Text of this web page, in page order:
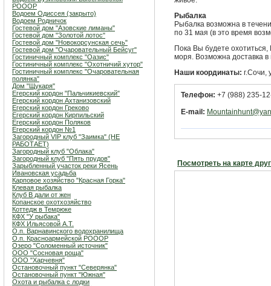
РОООР
Водоем Одиссея (закрыто)
Водоем Родничок
Гостевой дом "Азовские лиманы"
Гостевой дом "Золотой лотос"
Гостевой дом "Новокорсунская сечь"
Гостевой дом "Очаровательный Бейсуг"
Гостиничный комплекс "Оазис"
Гостиничный комплекс "Охотничий хутор"
Гостиничный комплекс "Очаровательная
полянка"
Дом "Щукаря"
Егерский кордон "Пальчикиевский"
Егерский кордон Ахтанизовский
Егерский кордон Греково
Егерский кордон Кирпильский
Егерский кордон Поляков
Егерский кордон №1
Загородный VIP клуб "Заимка" (НЕ
РАБОТАЕТ)
Загородный клуб "Облака"
Загородный клуб "Пять прудов"
Зарыбленный участок реки Ясень
Ивановская усадьба
Карповое хозяйство "Красная Горка"
Клевая рыбалка
Клуб В дали от жен
Копанское охотхозяйство
Коттедж в Темрюке
КФХ "У рыбака"
КФХ Ильясовой А.Т.
О.п. Варнавинского водохранилища
О.п. Красноармейской РОООР
Озеро "Соломенный источник"
ООО "Сосновая роща"
ООО "Харчевня"
Остановочный пункт "Северянка"
Остановочный пункт "Южная"
Охота и рыбалка с лодки
Рыбалка
Рыбалка возможна в
по 31 мая (в это время
Пока Вы будете
моря. Возможна доставка в
Наши координаты: г.Сочи,
Телефон: +7 (988) 235-
E-mail:
Посмотреть на карте